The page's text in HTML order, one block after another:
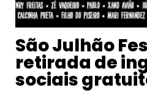
São Julhão
retirada de
sociais